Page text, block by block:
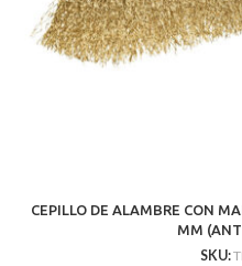
CEPILLO DE ALAMBRE CON
MM
SKU: